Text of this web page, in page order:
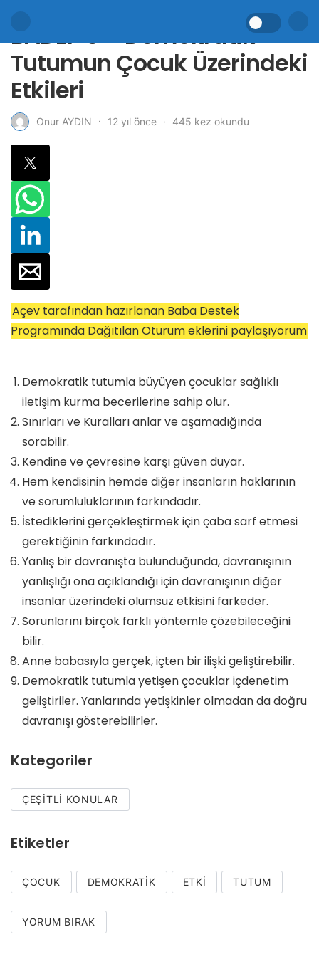
BADEP 5 – Demokratik
Tutumun Çocuk Üzerindeki
Etkileri
Onur AYDIN 12 yıl önce 445 kez okundu
Açev tarafından hazırlanan Baba Destek
Programında Dağıtılan Oturum eklerini paylaşıyorum
Demokratik tutumla büyüyen çocuklar sağlıklı
iletişim kurma becerilerine sahip olur.
Sınırları ve Kuralları anlar ve aşamadığında
sorabilir.
Kendine ve çevresine karşı güven duyar.
Hem kendisinin hemde diğer insanların haklarının
ve sorumluluklarının farkındadır.
İstediklerini gerçekleştirmek için çaba sarf etmesi
gerektiğinin farkındadır.
Yanlış bir davranışta bulunduğunda, davranışının
yanlışlığı ona açıklandığı için davranışının diğer
insanlar üzerindeki olumsuz etkisini farkeder.
Sorunlarını birçok farklı yöntemle çözebileceğini
bilir.
Anne babasıyla gerçek, içten bir ilişki geliştirebilir.
Demokratik tutumla yetişen çocuklar içdenetim
geliştiriler. Yanlarında yetişkinler olmadan da doğru
davranışı gösterebilirler.
Kategoriler
ÇEŞITLI KONULAR
Etiketler
ÇOCUK DEMOKRATIK ETKI TUTUM
YORUM BIRAK